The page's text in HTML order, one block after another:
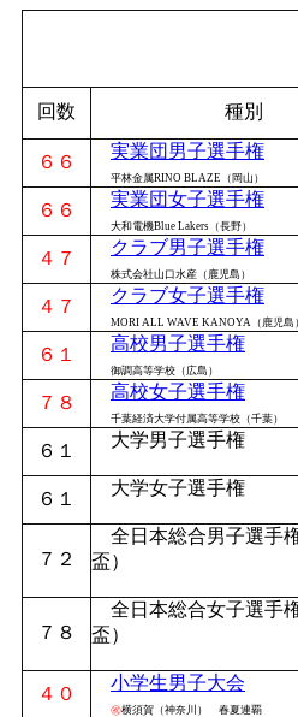
回数
種別
６６
実業団男子選手権
平林金属RINO BLAZE（岡山）
６６
実業団女子選手権
大和電機Blue Lakers（長野）
４７
クラブ男子選手権
株式会社山口水産（鹿児島）
４７
クラブ女子選手権
MORI ALL WAVE KANOYA（鹿児島）
６１
高校男子選手権
御調高等学校（広島）
７８
高校女子選手権
千葉経済大学付属高等学校（千葉）
６１
大学男子選手権
６１
大学女子選手権
７２
全日本総合男子選手
盃）
７８
全日本総合女子選手
盃）
４０
小学生男子大会
㊗横須賀（神奈川） 春夏連覇